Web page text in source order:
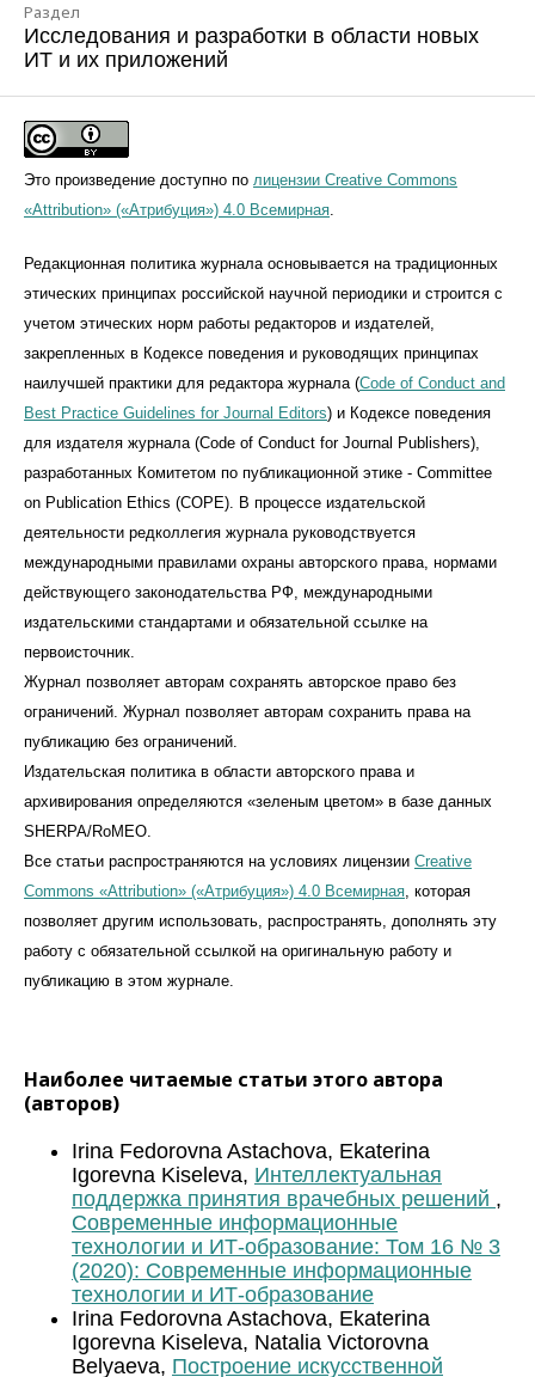
Раздел
Исследования и разработки в области новых
ИТ и их приложений
Это произведение доступно по лицензии Creative Commons
«Attribution» («Атрибуция») 4.0 Всемирная.
Редакционная политика журнала основывается на традиционных
этических принципах российской научной периодики и строится с
учетом этических норм работы редакторов и издателей,
закрепленных в Кодексе поведения и руководящих принципах
наилучшей практики для редактора журнала (Code of Conduct and
Best Practice Guidelines for Journal Editors) и Кодексе поведения
для издателя журнала (Code of Conduct for Journal Publishers),
разработанных Комитетом по публикационной этике - Committee
on Publication Ethics (COPE). В процессе издательской
деятельности редколлегия журнала руководствуется
международными правилами охраны авторского права, нормами
действующего законодательства РФ, международными
издательскими стандартами и обязательной ссылке на
первоисточник.
Журнал позволяет авторам сохранять авторское право без
ограничений. Журнал позволяет авторам сохранить права на
публикацию без ограничений.
Издательская политика в области авторского права и
архивирования определяются «зеленым цветом» в базе данных
SHERPA/RoMEO.
Все статьи распространяются на условиях лицензии Creative
Commons «Attribution» («Атрибуция») 4.0 Всемирная, которая
позволяет другим использовать, распространять, дополнять эту
работу с обязательной ссылкой на оригинальную работу и
публикацию в этом журналe.
Наиболее читаемые статьи этого автора
(авторов)
Irina Fedorovna Astachova, Ekaterina
Igorevna Kiseleva, Интеллектуальная
поддержка принятия врачебных решений ,
Современные информационные
технологии и ИТ-образование: Том 16 № 3
(2020): Современные информационные
технологии и ИТ-образование
Irina Fedorovna Astachova, Ekaterina
Igorevna Kiseleva, Natalia Victorovna
Belyaeva, Построение искусственной